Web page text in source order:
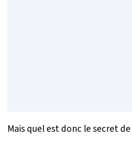
Mais quel est donc le secret